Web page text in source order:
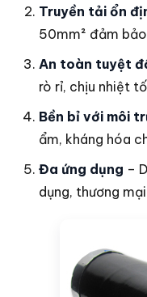
Truyền tải ổn
50mm² đảm
An toàn tuyệt
rò rỉ, chịu nhiệt
Bền bỉ với môi
ẩm, kháng hóa
Đa ứng dụng –
dụng, thương